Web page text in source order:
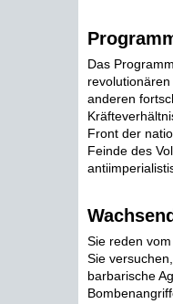
Das
anderen
Front der
Feinde des
Sie reden
Sie
barbarische